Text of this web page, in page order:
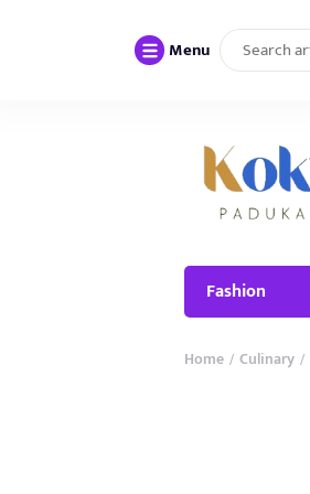
Menu
Fashion
Home / Culinary /